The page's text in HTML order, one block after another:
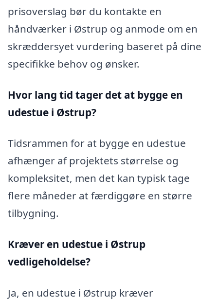
prisoverslag bør du kontakte en
håndværker i Østrup og anmode om en
skræddersyet vurdering baseret på dine
specifikke behov og ønsker.
Hvor lang tid tager det at bygge en
udestue i Østrup?
Tidsrammen for at bygge en udestue
afhænger af projektets størrelse og
kompleksitet, men det kan typisk tage
flere måneder at færdiggøre en større
tilbygning.
Kræver en udestue i Østrup
vedligeholdelse?
Ja, en udestue i Østrup kræver